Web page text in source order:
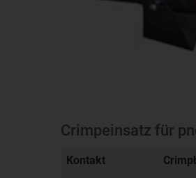
Crimpeinsatz für
Kontakt